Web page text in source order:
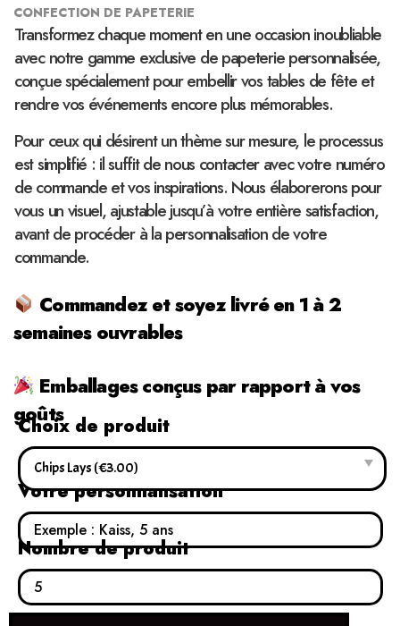
CONFECTION DE PAPETERIE
Transformez chaque moment en une occasion inoubliable
avec notre gamme exclusive de papeterie personnalisée,
conçue spécialement pour embellir vos tables de fête et
rendre vos événements encore plus mémorables.
Pour ceux qui désirent un thème sur mesure, le processus
est simplifié : il suffit de nous contacter avec votre numéro
de commande et vos inspirations. Nous élaborerons pour
vous un visuel, ajustable jusqu’à votre entière satisfaction,
avant de procéder à la personnalisation de votre
commande.
Commandez et soyez livré en 1 à 2
semaines ouvrables
Emballages conçus par rapport à vos
goûts
Choix de produit
Votre personnalisation
Nombre de produit